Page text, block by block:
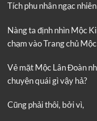
Tích phu nhân ngạc
Nàng ta định nhìn Mộc
chạm vào Trang chủ
Vẻ mặt Mộc Lân Đoàn
chuyện quái gì vậy hả?
Cũng phải thôi, bởi vì,